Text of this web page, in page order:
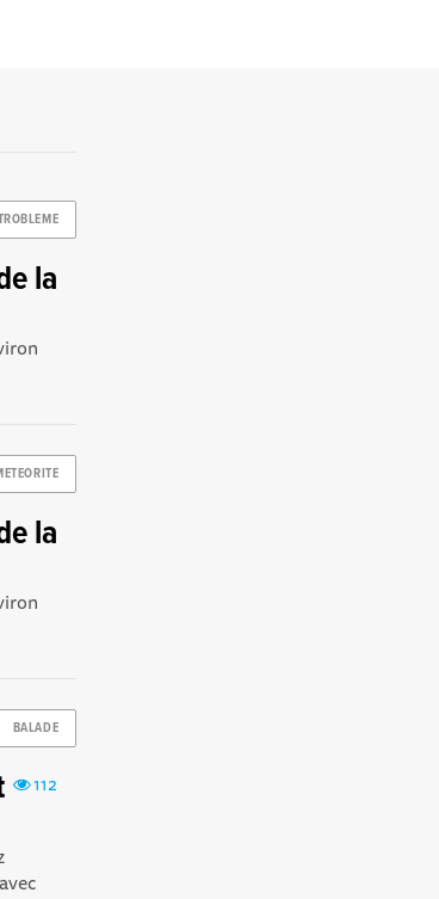
la
la
BALADE
112